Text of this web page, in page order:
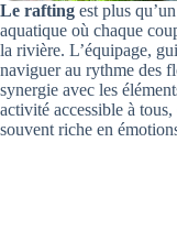
Le rafting est plus
aquatique où chaque
la rivière. L’équipage,
naviguer au rythme des
synergie avec les
activité accessible à
souvent riche en